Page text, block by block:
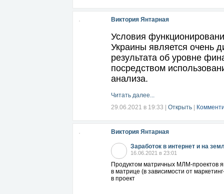
Виктория Янтарная
Условия
Украины является очень
результата об уровне
посредством
анализа.
Читать далее...
29.06.2021 в 19:33
Открыть
Виктория Янтарная
Заработок в интернет и на
16.06.2021 в 23:01
Продуктом матричных МЛМ-проектов
в матрице (в зависимости от
в проект